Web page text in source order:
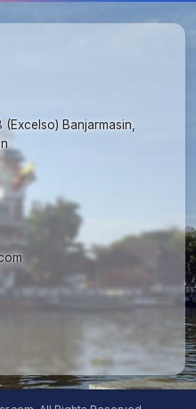
Banjarmasin,